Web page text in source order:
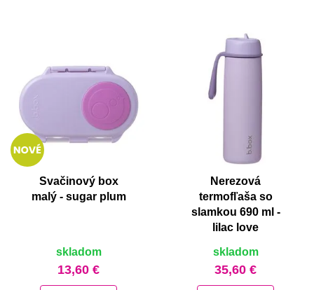
Svačinový box
malý - sugar plum
skladom
13,60 €
Nerezová
termofľaša so
slamkou 690 ml -
lilac love
skladom
35,60 €